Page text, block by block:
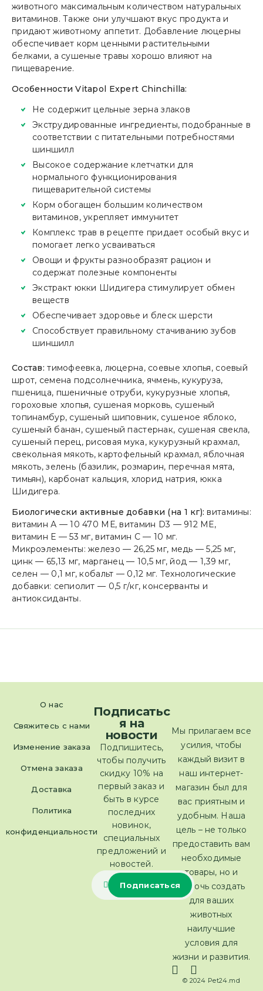
животного максимальным количеством натуральных
витаминов. Также они улучшают вкус продукта и
придают животному аппетит. Добавление люцерны
обеспечивает корм ценными растительными
белками, а сушеные травы хорошо влияют на
пищеварение.
Особенности Vitapol Expert Chinchilla:
Не содержит цельные зерна злаков
Экструдированные ингредиенты, подобранные в
соответствии с питательными потребностями
шиншилл
Высокое содержание клетчатки для
нормального функционирования
пищеварительной системы
Корм обогащен большим количеством
витаминов, укрепляет иммунитет
Комплекс трав в рецепте придает особый вкус и
помогает легко усваиваться
Овощи и фрукты разнообразят рацион и
содержат полезные компоненты
Экстракт юкки Шидигера стимулирует обмен
веществ
Обеспечивает здоровье и блеск шерсти
Способствует правильному стачиванию зубов
шиншилл
Состав:тимофеевка, люцерна, соевые хлопья, соевый
шрот, семена подсолнечника, ячмень, кукуруза,
пшеница, пшеничные отруби, кукурузные хлопья,
гороховые хлопья, сушеная морковь, сушеный
топинамбур, сушеный шиповник, сушеное яблоко,
сушеный банан, сушеный пастернак, сушеная свекла,
сушеный перец, рисовая мука, кукурузный крахмал,
свекольная мякоть, картофельный крахмал, яблочная
мякоть, зелень (базилик, розмарин, перечная мята,
тимьян), карбонат кальция, хлорид натрия, юкка
Шидигера.
Биологически активные добавки (на 1 кг): витамины:
витамин А — 10 470 МЕ, витамин D3 — 912 МЕ,
витамин Е — 53 мг, витамин С — 10 мг.
Микроэлементы: железо — 26,25 мг, медь — 5,25 мг,
цинк — 65,13 мг, марганец — 10,5 мг, йод — 1,39 мг,
селен — 0,1 мг, кобальт — 0,12 мг. Технологические
добавки: сепиолит — 0,5 г/кг, консерванты и
антиоксиданты.
О нас
Свяжитесь с нами
Изменение заказа
Отмена заказа
Доставка
Политика
конфиденциальности
Мы прилагаем все
усилия, чтобы
каждый визит в
наш интернет-
магазин был для
вас приятным и
удобным. Наша
цель – не только
предоставить вам
необходимые
товары, но и
помочь создать
для ваших
животных
наилучшие
условия для
жизни и развития.
© 2024 Pet24.md
Подписатьс
я на
новости
Подпишитесь,
чтобы получить
скидку 10% на
первый заказ и
быть в курсе
последних
новинок,
специальных
предложений и
новостей.